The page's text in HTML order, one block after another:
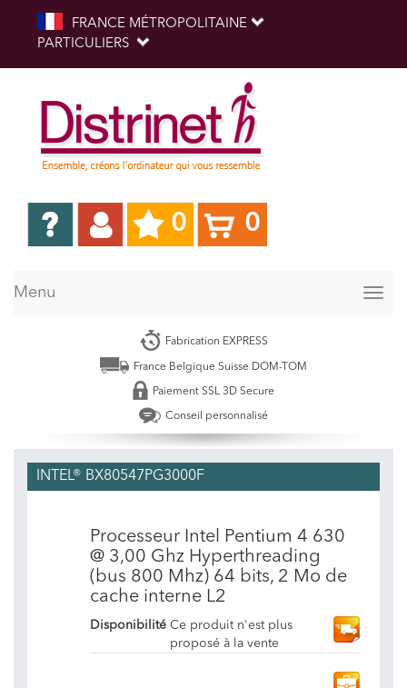
FRANCE MÉTROPOLITAINE
PARTICULIERS
0 0
Menu
Fabrication EXPRESS
France Belgique Suisse DOM-TOM
Paiement SSL 3D Secure
Conseil personnalisé
INTEL® BX80547PG3000F
Processeur Intel Pentium 4 630
@ 3,00 Ghz Hyperthreading
(bus 800 Mhz) 64 bits, 2 Mo de
cache interne L2
Disponibilité Ce produit n'est plus
proposé à la vente